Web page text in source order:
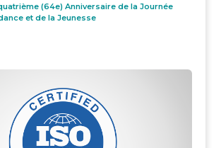
(64e) Anniversaire de la Journée
et de la Jeunesse